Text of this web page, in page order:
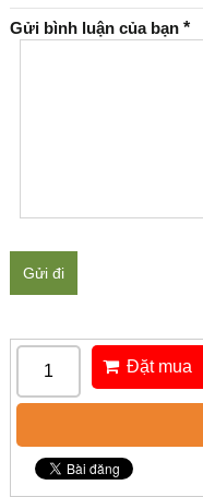
Gửi bình luận của bạn *
Gửi đi
Đặt mua